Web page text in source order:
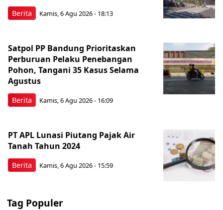
Berita Kamis, 6 Agu 2026 - 18:13
Berita
Satpol PP Bandung Prioritaskan
Perburuan Pelaku Penebangan
Pohon, Tangani 35 Kasus Selama
Agustus
Kamis, 6 Agu 2026 - 16:09
Berita
PT APL Lunasi Piutang Pajak Air
Tanah Tahun 2024
Kamis, 6 Agu 2026 - 15:59
Tag Populer